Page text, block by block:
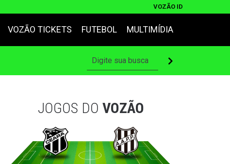
VOZÃO ID
VOZÃO TICKETS FUTEBOL MULTIMÍDIA
JOGOS DO VOZÃO